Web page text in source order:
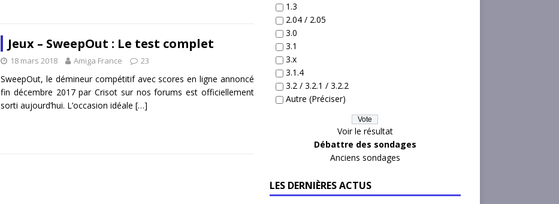
Jeux – SweepOut : Le test complet
18 mars 2018 Amiga France 23
SweepOut, le démineur compétitif avec scores en ligne annoncé
fin décembre 2017 par Crisot sur nos forums est officiellement
sorti aujourd’hui. L’occasion idéale […]
1.3
2.04 / 2.05
3.0
3.1
3.x
3.1.4
3.2 / 3.2.1 / 3.2.2
Autre (Préciser)
Voir le résultat
Débattre des sondages
Anciens sondages
LES DERNIÈRES ACTUS